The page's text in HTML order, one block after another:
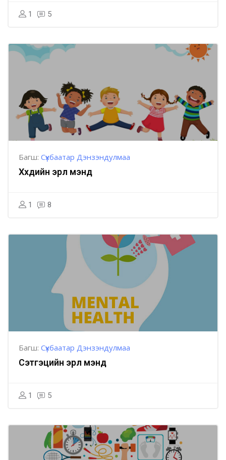
1 5
Багш: Сүхбаатар Дэнзэндулмаа
Хүүхдийн эрүүл мэнд
1 8
Багш: Сүхбаатар Дэнзэндулмаа
Сэтгэцийн эрүүл мэнд
1 5